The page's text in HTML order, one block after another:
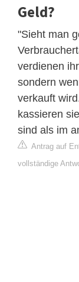
Geld?
"Sieht man
verdienen
sondern
verkauft
kassieren
sind als im
Antrag auf
vollständige